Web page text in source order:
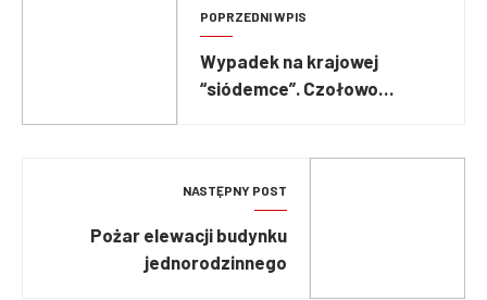
POPRZEDNI WPIS
Wypadek na krajowej
“siódemce”. Czołowo
NASTĘPNY POST
Pożar elewacji budynku
jednorodzinnego